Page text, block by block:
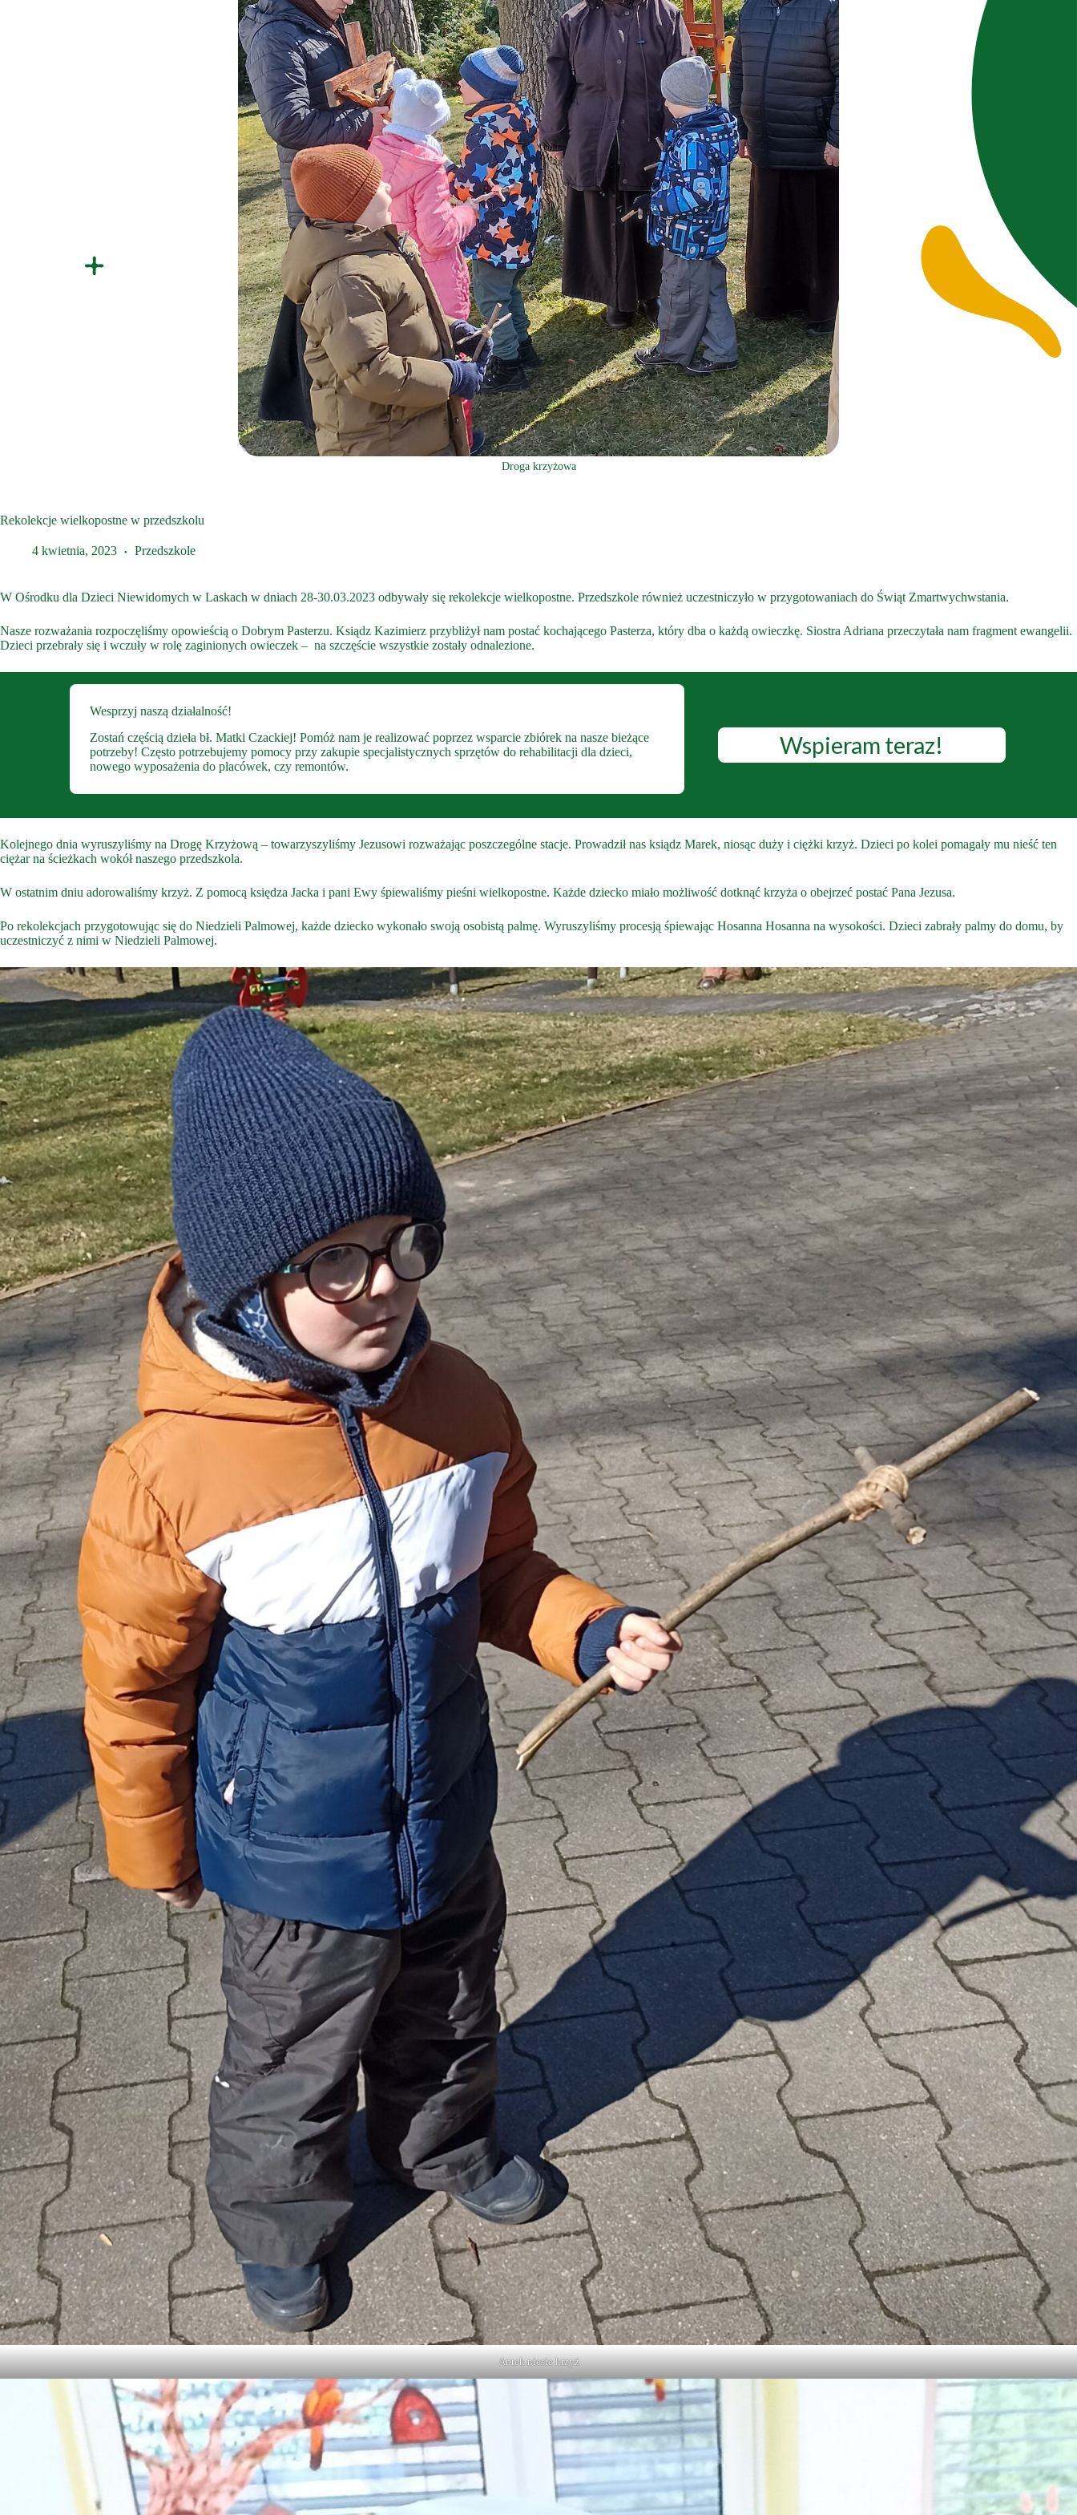
Droga krzyżowa
Rekolekcje wielkopostne w przedszkolu
4 kwietnia, 2023 Przedszkole
W Ośrodku dla Dzieci Niewidomych w Laskach w dniach 28-30.03.2023 odbywały się rekolekcje wielkopostne. Przedszkole również uczestniczyło w przygotowaniach do Świąt Zmartwychwstania.
Nasze rozważania rozpoczęliśmy opowieścią o Dobrym Pasterzu. Ksiądz Kazimierz przybliżył nam postać kochającego Pasterza, który dba o każdą owieczkę. Siostra Adriana przeczytała nam fragment ewangelii.
Dzieci przebrały się i wczuły w rolę zaginionych owieczek – na szczęście wszystkie zostały odnalezione.
Wesprzyj naszą działalność!
Zostań częścią dzieła bł. Matki Czackiej! Pomóż nam je realizować poprzez wsparcie zbiórek na nasze bieżące
potrzeby! Często potrzebujemy pomocy przy zakupie specjalistycznych sprzętów do rehabilitacji dla dzieci,
nowego wyposażenia do placówek, czy remontów.
Wspieram teraz!
Kolejnego dnia wyruszyliśmy na Drogę Krzyżową – towarzyszyliśmy Jezusowi rozważając poszczególne stacje. Prowadził nas ksiądz Marek, niosąc duży i ciężki krzyż. Dzieci po kolei pomagały mu nieść ten
ciężar na ścieżkach wokół naszego przedszkola.
W ostatnim dniu adorowaliśmy krzyż. Z pomocą księdza Jacka i pani Ewy śpiewaliśmy pieśni wielkopostne. Każde dziecko miało możliwość dotknąć krzyża o obejrzeć postać Pana Jezusa.
Po rekolekcjach przygotowując się do Niedzieli Palmowej, każde dziecko wykonało swoją osobistą palmę. Wyruszyliśmy procesją śpiewając Hosanna Hosanna na wysokości. Dzieci zabrały palmy do domu, by
uczestniczyć z nimi w Niedzieli Palmowej.
Antek niesie krzyż